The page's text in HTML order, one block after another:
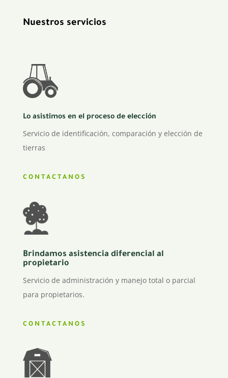
Nuestros servicios
Lo asistimos en el proceso de elección
Servicio de identificación, comparación y elección de
tierras
CONTACTANOS
Brindamos asistencia diferencial al
propietario
Servicio de administración y manejo total o parcial
para propietarios.
CONTACTANOS